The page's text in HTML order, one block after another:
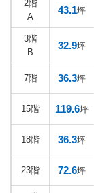
2階
A
43.1坪
3階
B
32.9坪
7階 36.3坪
15階 119.6坪
18階 36.3坪
23階 72.6坪